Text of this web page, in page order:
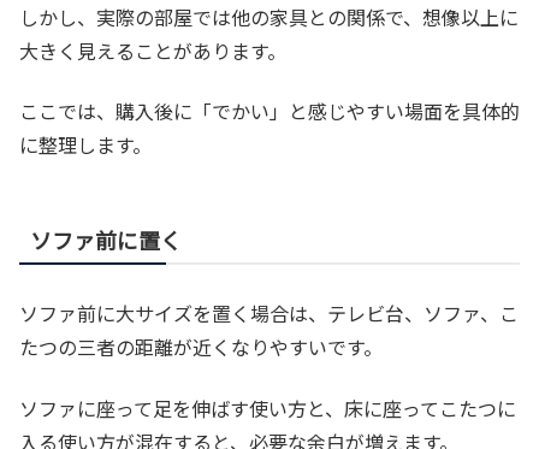
しかし、実際の部屋では他の家具との関係で、想像以上に
大きく見えることがあります。
ここでは、購入後に「でかい」と感じやすい場面を具体的
に整理します。
ソファ前に置く
ソファ前に大サイズを置く場合は、テレビ台、ソファ、こ
たつの三者の距離が近くなりやすいです。
ソファに座って足を伸ばす使い方と、床に座ってこたつに
入る使い方が混在すると、必要な余白が増えます。